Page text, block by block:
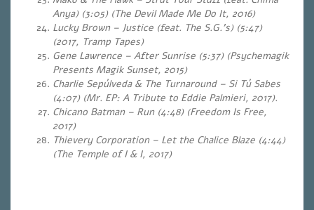
Anya) (3:05) (The Devil Made Me Do It, 2016)
Lucky Brown – Justice (feat. The S.G.’s) (5:47)
(2017, Tramp Tapes)
Gene Lawrence – After Sunrise (5:37) (Psychemagik
Presents Magik Sunset, 2015)
Charlie Sepúlveda & The Turnaround – Si Tú Sabes
(4:07) (Mr. EP: A Tribute to Eddie Palmieri, 2017).
Chicano Batman – Run (4:48) (Freedom Is Free,
2017)
Thievery Corporation – Let the Chalice Blaze (4:44)
(The Temple of I & I, 2017)